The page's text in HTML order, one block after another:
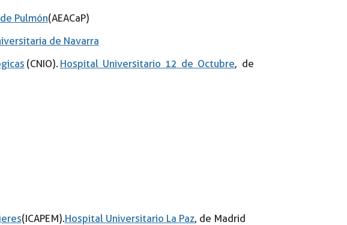
Pulmón(AEACaP)
de Navarra
(CNIO). Hospital Universitario 12 de Octubre, de
(ICAPEM).Hospital Universitario La Paz, de Madrid